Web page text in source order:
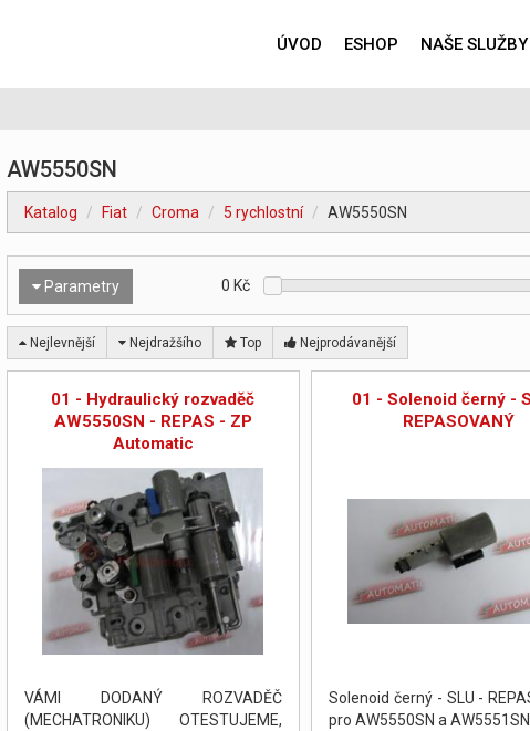
ÚVOD ESHOP NAŠE SLUŽBY
AW5550SN
Katalog Fiat Croma 5 rychlostní AW5550SN
Parametry 0 Kč
Nejlevnější Nejdražšího Top Nejprodávanější
01 - Hydraulický rozvaděč
AW5550SN - REPAS - ZP
Automatic
VÁMI DODANÝ ROZVADĚČ
(MECHATRONIKU) OTESTUJEME,
01 - Solenoid černý -
REPASOVANÝ
Solenoid černý - SLU -
pro AW5550SN a AW5551SN